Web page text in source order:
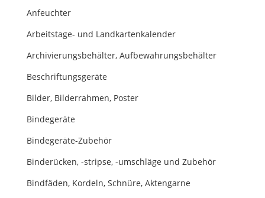
Anfeuchter
Arbeitstage- und Landkartenkalender
Archivierungsbehälter, Aufbewahrungsbehälter
Beschriftungsgeräte
Bilder, Bilderrahmen, Poster
Bindegeräte
Bindegeräte-Zubehör
Binderücken, -stripse, -umschläge und Zubehör
Bindfäden, Kordeln, Schnüre, Aktengarne